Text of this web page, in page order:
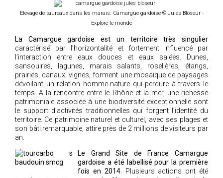
2008
2007
2006
2005
2004
Elevage de taureaux dans les marais. Camargue gardoise © Jules Bloseur -
Explore le monde
La Camargue gardoise est un territoire très singulier
caractérisé par l’horizontalité et fortement influencé par
l’interaction entre eaux douces et eaux salées. Dunes,
sansouires, lagunes, marais salants, roselières, étangs,
prairies, canaux, vignes, forment une mosaïque de paysages
dévoilant un relation homme-nature qui perdure à travers le
temps. A la rencontre entre le Rhône et la mer, une richesse
patrimoniale associée à une biodiversité exceptionnelle sont
le support d’activités traditionnelles qui forgent l’identité du
territoire. Ce patrimoine naturel et culturel, avec ses plages et
son bâti remarquable, attire près de 2 millions de visiteurs par
an.
Le Grand Site de France Camargue
gardoise a été labellisé pour la première
fois en 2014. Plusieurs actions ont été